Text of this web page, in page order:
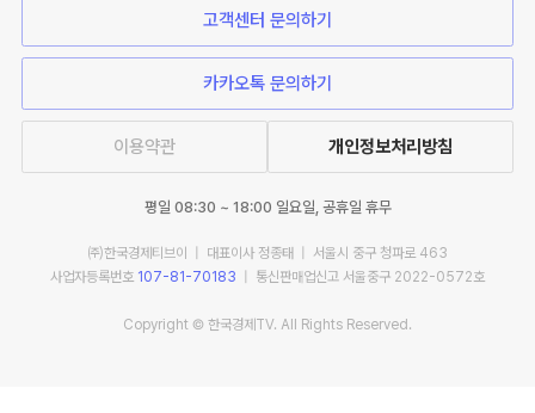
고객센터 문의하기
카카오톡 문의하기
이용약관 개인정보처리방침
평일 08:30 ~ 18:00 일요일, 공휴일 휴무
㈜한국경제티브이 | 대표이사 정종태 | 서울시 중구 청파로 463
사업자등록번호 107-81-70183 | 통신판매업신고 서울중구 2022-0572호
Copyright © 한국경제TV. All Rights Reserved.